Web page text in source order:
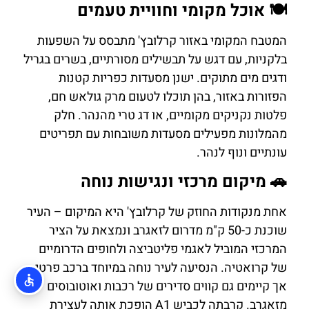
🍽️ אוכל מקומי וחוויית טעמים
המטבח המקומי באזור קרלובץ' מתבסס על השפעות
בלקניות, עם דגש על תבשילים מסורתיים, בשרים בגריל
ודגים מים מתוקים. ישנן מסעדות כפריות קטנות
הפזורות באזור, בהן תוכלו לטעום מרק גולאש חם,
פלטות נקניקים מקומיים, או דג טרי מהנהר. חלק
מהמלונות מפעילים מסעדות משובחות עם תפריטים
עונתיים ונוף לנהר.
🚗 מיקום מרכזי ונגישות נוחה
אחת מנקודות החוזק של קרלובץ' היא המיקום – העיר
שוכנת כ-50 ק"מ מדרום לזאגרב ונמצאת על הציר
המרכזי המוביל לאגמי פליטביצה ולחופים הדרומיים
של קרואטיה. הנסיעה לעיר נוחה במיוחד ברכב פרטי,
אך קיימים גם קווים סדירים של רכבות ואוטובוסים
מזאגרב. קרבתה לכביש A1 הופכת אותה לעצירת